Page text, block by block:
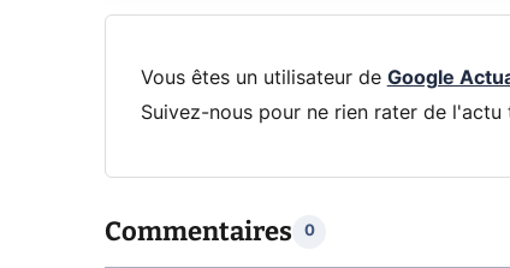
Vous êtes un utilisateur de Google
Suivez-nous pour ne rien rater de l'actu
Commentaires 0